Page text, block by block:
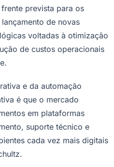
prevista para os
de novas
voltadas à otimização
de custos operacionais
e da automação
é que o mercado
em plataformas
suporte técnico e
cada vez mais digitais